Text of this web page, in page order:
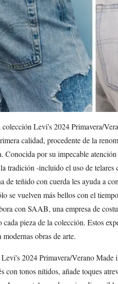
colección Levi's 2024 Primavera/
calidad, procedente de la
Conocida por su impecable
tradición -incluido el uso de telares
de teñido con cuerda les ayuda a
se vuelven más bellos con el
con SAAB, una empresa de
cada pieza de la colección. Estos
obras de arte.
2024 Primavera/Verano Made
con tonos nítidos, añade toques